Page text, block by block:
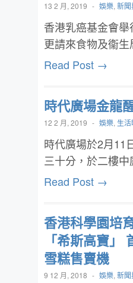
13 2 月, 2019 - 娛樂, 新聞
香港乳癌基金會
更請來食物及衞
Read Post →
時代廣場金龍
12 2 月, 2019 - 娛樂, 生活
時代廣場於2月11
三十分，於二樓
Read Post →
香港科學園培
「希斯高寶」
雪糕售賣機
9 12 月, 2018 - 娛樂, 新聞